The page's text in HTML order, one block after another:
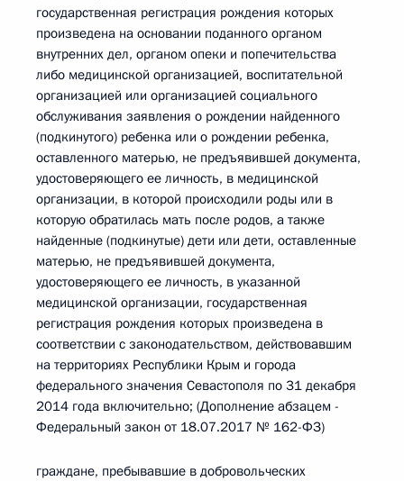
государственная регистрация рождения которых
произведена на основании поданного органом
внутренних дел, органом опеки и попечительства
либо медицинской организацией, воспитательной
организацией или организацией социального
обслуживания заявления о рождении найденного
(подкинутого) ребенка или о рождении ребенка,
оставленного матерью, не предъявившей документа,
удостоверяющего ее личность, в медицинской
организации, в которой происходили роды или в
которую обратилась мать после родов, а также
найденные (подкинутые) дети или дети, оставленные
матерью, не предъявившей документа,
удостоверяющего ее личность, в указанной
медицинской организации, государственная
регистрация рождения которых произведена в
соответствии с законодательством, действовавшим
на территориях Республики Крым и города
федерального значения Севастополя по 31 декабря
2014 года включительно; (Дополнение абзацем -
Федеральный закон от 18.07.2017 № 162-ФЗ)
граждане, пребывавшие в добровольческих